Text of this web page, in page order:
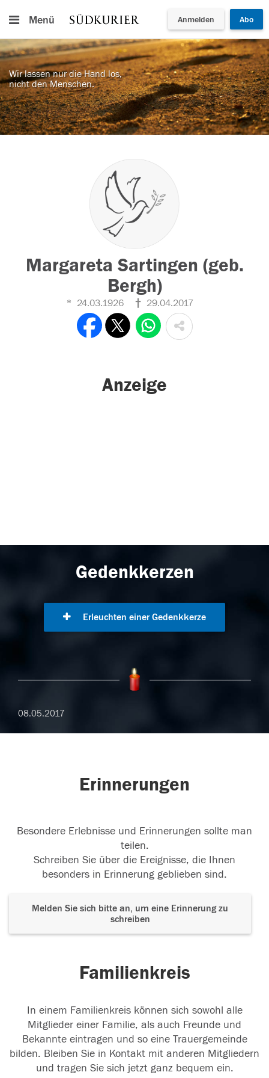
Menü Anmelden Abo
Wir lassen nur die Hand los,
nicht den Menschen.
Margareta Sartingen (geb.
Bergh)
24.03.1926 29.04.2017
Anzeige
Gedenkkerzen
Erleuchten einer Gedenkkerze
08.05.2017
Erinnerungen
Besondere Erlebnisse und Erinnerungen sollte man
teilen.
Schreiben Sie über die Ereignisse, die Ihnen
besonders in Erinnerung geblieben sind.
Melden Sie sich bitte an, um eine Erinnerung zu
schreiben
Familienkreis
In einem Familienkreis können sich sowohl alle
Mitglieder einer Familie, als auch Freunde und
Bekannte eintragen und so eine Trauergemeinde
bilden. Bleiben Sie in Kontakt mit anderen Mitgliedern
und tragen Sie sich jetzt ganz bequem ein.